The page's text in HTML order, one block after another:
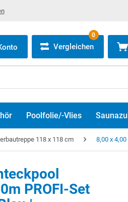
Vergleichen
0
Poolfolie/-Vlies
118 x 118 cm 8,00 x
PROFI-Set